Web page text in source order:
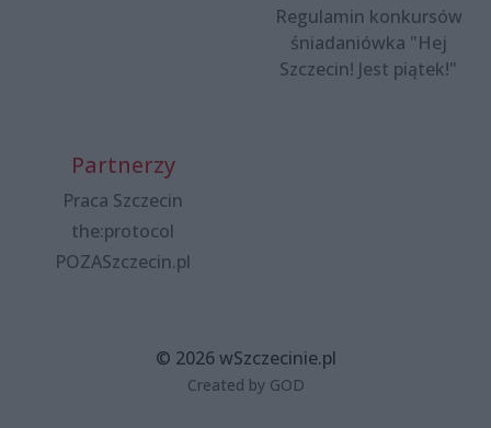
Regulamin konkursów
śniadaniówka "Hej
Szczecin! Jest piątek!"
Partnerzy
Praca Szczecin
the:protocol
POZASzczecin.pl
© 2026 wSzczecinie.pl
Created by GOD